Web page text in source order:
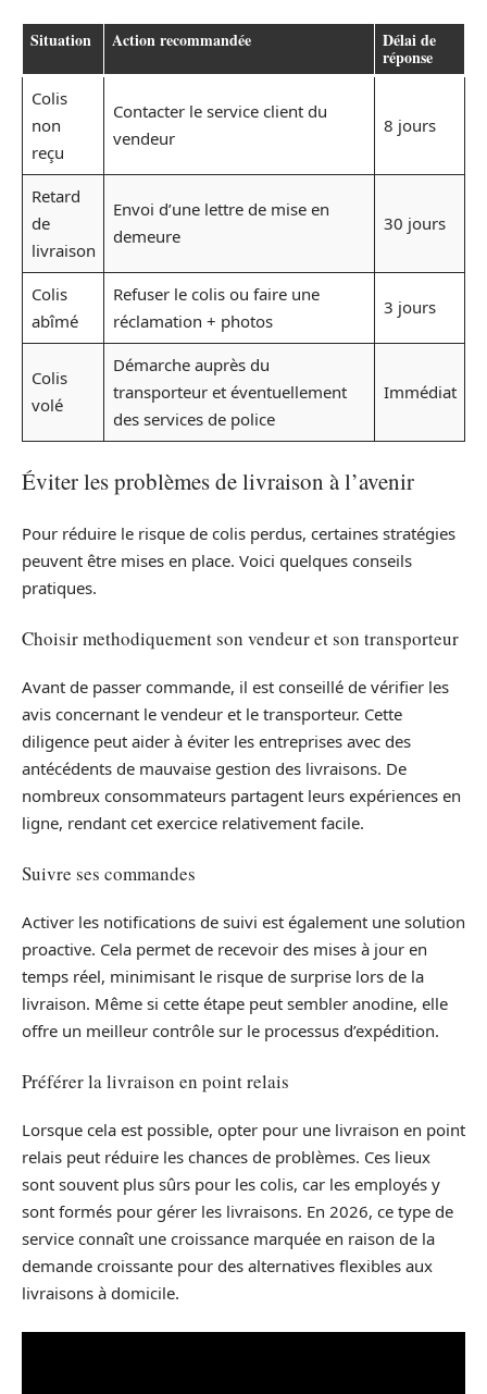
Situation Action recommandée Délai de
réponse
Colis
non
reçu
Contacter le service client du
vendeur
8 jours
Retard
de
livraison
Envoi d’une lettre de mise en
demeure
30 jours
Colis
abîmé
Refuser le colis ou faire une
réclamation + photos
3 jours
Colis
volé
Démarche auprès du
transporteur et éventuellement
des services de police
Immédiat
Éviter les problèmes de livraison à l’avenir
Pour réduire le risque de colis perdus, certaines stratégies
peuvent être mises en place. Voici quelques conseils
pratiques.
Choisir methodiquement son vendeur et son transporteur
Avant de passer commande, il est conseillé de vérifier les
avis concernant le vendeur et le transporteur. Cette
diligence peut aider à éviter les entreprises avec des
antécédents de mauvaise gestion des livraisons. De
nombreux consommateurs partagent leurs expériences en
ligne, rendant cet exercice relativement facile.
Suivre ses commandes
Activer les notifications de suivi est également une solution
proactive. Cela permet de recevoir des mises à jour en
temps réel, minimisant le risque de surprise lors de la
livraison. Même si cette étape peut sembler anodine, elle
offre un meilleur contrôle sur le processus d’expédition.
Préférer la livraison en point relais
Lorsque cela est possible, opter pour une livraison en point
relais peut réduire les chances de problèmes. Ces lieux
sont souvent plus sûrs pour les colis, car les employés y
sont formés pour gérer les livraisons. En 2026, ce type de
service connaît une croissance marquée en raison de la
demande croissante pour des alternatives flexibles aux
livraisons à domicile.